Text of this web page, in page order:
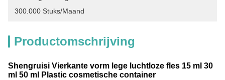
300.000 Stuks/maand
Productomschrijving
Shengruisi Vierkante vorm lege luchtloze fles 15 ml 30
ml 50 ml Plastic cosmetische container